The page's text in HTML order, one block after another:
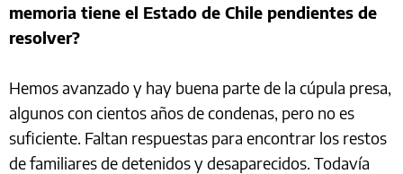
memoria tiene el Estado de Chile pendientes de
resolver?
Hemos avanzado y hay buena parte de la cúpula presa,
algunos con cientos años de condenas, pero no es
suficiente. Faltan respuestas para encontrar los restos
de familiares de detenidos y desaparecidos. Todavía